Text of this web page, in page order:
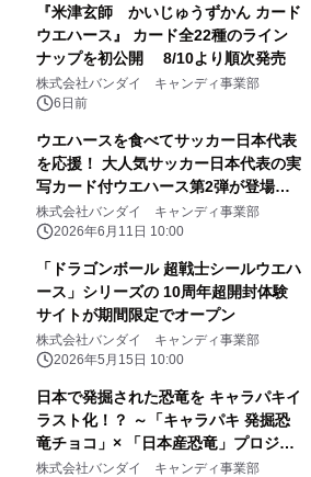
『米津玄師 かいじゅうずかん カード
ウエハース』 カード全22種のライン
ナップを初公開 8/10より順次発売
株式会社バンダイ キャンディ事業部
6日前
ウエハースを食べてサッカー日本代表
を応援！ 大人気サッカー日本代表の実
写カード付ウエハース第2弾が登場！
～adidasキャンペーンも同時開催！
オリジナルユニフォームもあたる！～
株式会社バンダイ キャンディ事業部
2026年6月11日 10:00
「ドラゴンボール 超戦士シールウエハ
ース」シリーズの 10周年超開封体験
サイトが期間限定でオープン
株式会社バンダイ キャンディ事業部
2026年5月15日 10:00
日本で発掘された恐竜を キャラパキイ
ラスト化！？ ～「キャラパキ 発掘恐
竜チョコ」× 「日本産恐竜」プロジェ
クト始動～
株式会社バンダイ キャンディ事業部